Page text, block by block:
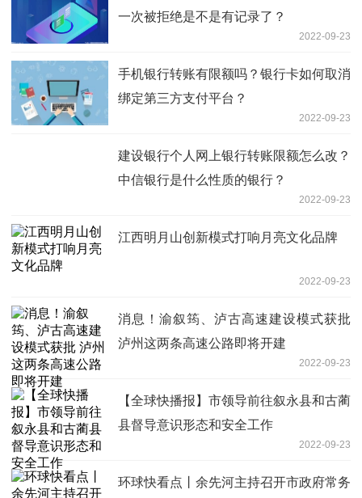
一次被拒绝是不是有记录了？
2022-09-23
手机银行转账有限额吗？银行卡如何取消
绑定第三方支付平台？
2022-09-23
建设银行个人网上银行转账限额怎么改？
中信银行是什么性质的银行？
2022-09-23
江西明月山创新模式打响月亮文化品牌
2022-09-23
消息！渝叙筠、泸古高速建设模式获批
泸州这两条高速公路即将开建
2022-09-23
【全球快播报】市领导前往叙永县和古蔺
县督导意识形态和安全工作
2022-09-23
环球快看点丨余先河主持召开市政府常务